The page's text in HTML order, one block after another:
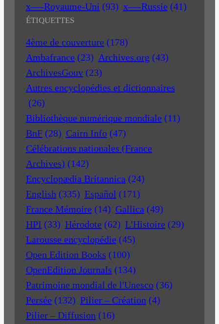
x—-Royaume-Uni (93) x—-Russie (41)
ÉTIQUETTES
4ème de couverture (178)
Ambafrance (23) Archives.org (43)
ArchivesGouv (23)
Autres encyclopédies et dictionnaires
(26)
Bibliothèque numérique mondiale (11)
BnF (28) Cairn Info (47)
Célébrations nationales (France
Archives) (142)
Encyclopædia Britannica (24)
English (335) Español (171)
France Mémoire (14) Gallica (49)
HPI (33) Hérodote (62) L'Histoire (29)
Larousse encyclopédie (45)
Open Edition Books (100)
OpenEdition Journals (134)
Patrimoine mondial de l'Unesco (36)
Persée (132) Pilier – Création (4)
Pilier – Diffusion (16)